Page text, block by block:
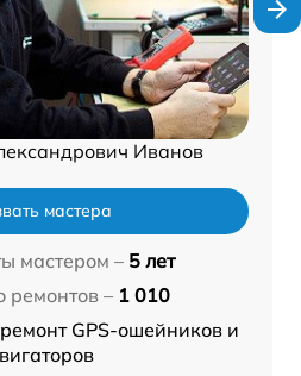
Иванов
мастера
мастером – 5 лет
ремонтов – 1 010
ремонт GPS-ошейников и